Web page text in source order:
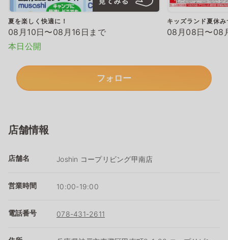
夏を楽しく快適に！
08月10日〜08月16日まで
本日公開
キッズランド夏休
08月08日〜08
フォロー
店舗情報
店舗名 Joshin コープリビング甲南店
営業時間 10:00-19:00
電話番号 078-431-2611